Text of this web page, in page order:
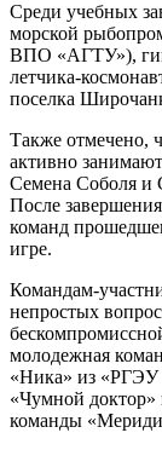
Среди учебных
морской
ВПО «АГТУ»),
летчика-
поселка
Также отмечено,
активно
Семена Соболя
После
команд
игре.
Командам-
непростых
молодежная
«Ника» из «РГЭУ
«Чумной доктор»
команды